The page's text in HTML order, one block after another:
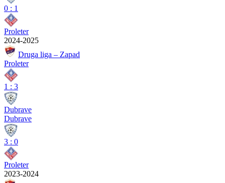
0 : 1
Proleter
2024-2025
Druga liga – Zapad
Proleter
1 : 3
Dubrave
Dubrave
3 : 0
Proleter
2023-2024